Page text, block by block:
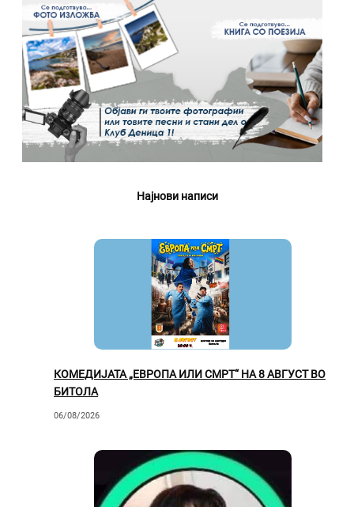
Најнови написи
КОМЕДИЈАТА „ЕВРОПА ИЛИ СМРТ“ НА 8 АВГУСТ ВО
БИТОЛА
06/08/2026